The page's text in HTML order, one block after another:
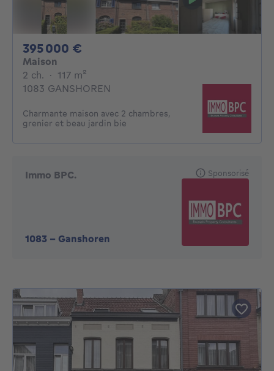
395 000 €
Maison
2 ch. 2 chambres
· 117 m²
1083 GANSHOREN
Charmante maison avec 2 chambres,
grenier et beau jardin bie
Immo BPC.
1083 - Ganshoren
Sponsorisé